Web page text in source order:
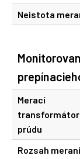
Neistota
Merací
transformátor
prúdu
Rozsah